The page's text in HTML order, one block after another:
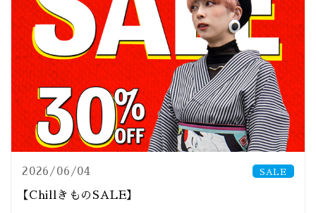
2026/06/04 SALE
【ChillきものSALE】